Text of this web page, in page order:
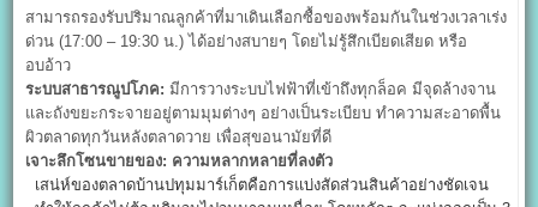
สามารถรองรับปริมาณลูกค้าที่มาเดินเลือกซื้อของพร้อมกันในช่วงเวลาเร่ง
ด่วน (17:00 – 19:30 น.) ได้อย่างสบายๆ โดยไม่รู้สึกเบียดเสียด หรือ
อบอ้าว
ระบบสาธารณูปโภค: มีการวางระบบไฟฟ้าที่เข้าถึงทุกล็อค มีจุดล้างจาน
และถังขยะกระจายอยู่ตามมุมต่างๆ อย่างเป็นระเบียบ ทำความสะอาดพื้น
ผิวตลาดทุกวันหลังตลาดวาย เพื่อสุขอนามัยที่ดี
เจาะลึกโซนขายของ: ความหลากหลายที่ลงตัว
เสน่ห์ของตลาดบ้านปทุมมาร์เก็ตคือการแบ่งสัดส่วนสินค้าอย่างชัดเจน